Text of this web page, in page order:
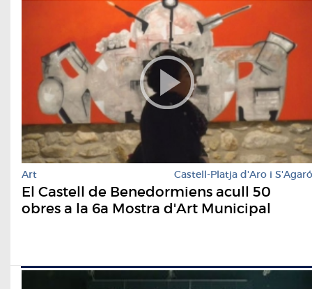
Art Castell-Platja d'Aro i S'Agaró
El Castell de Benedormiens acull 50
obres a la 6a Mostra d'Art Municipal